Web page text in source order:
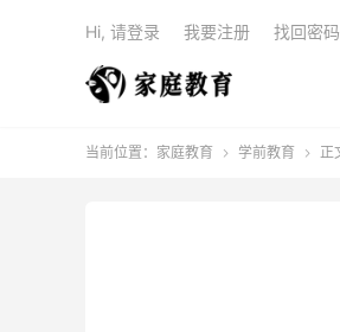
Hi, 请登录 我要注册 找回密码
当前位置： 家庭教育  学前教育  正